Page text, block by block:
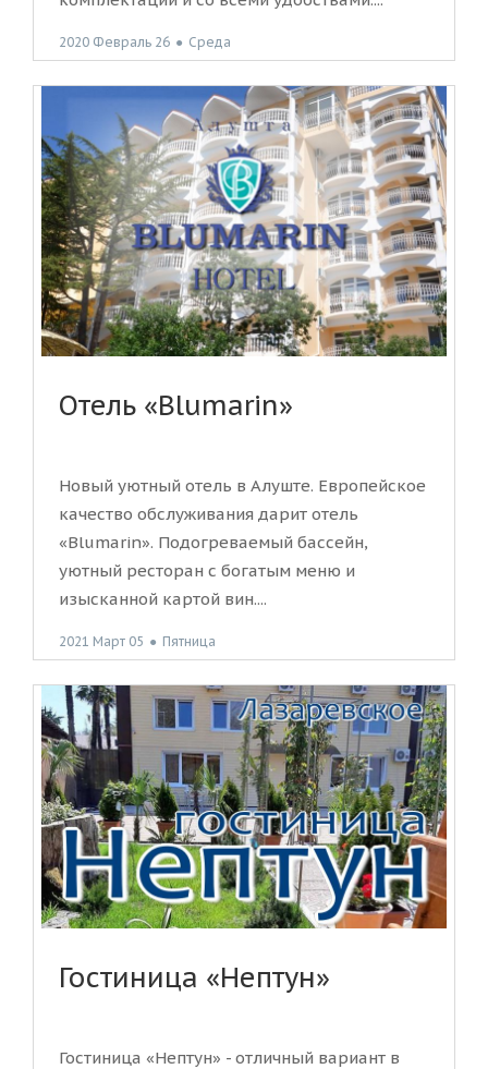
2020 Февраль 26 ● Среда
Отель «Blumarin»
Новый уютный отель в Алуште. Европейское
качество обслуживания дарит отель
«Blumarin». Подогреваемый бассейн,
уютный ресторан с богатым меню и
изысканной картой вин....
2021 Март 05 ● Пятница
Гостиница «Нептун»
Гостиница «Нептун» - отличный вариант в